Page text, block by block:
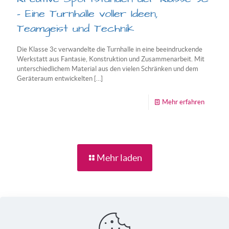
– Eine Turnhalle voller Ideen,
Teamgeist und Technik
Die Klasse 3c verwandelte die Turnhalle in eine beeindruckende
Werkstatt aus Fantasie, Konstruktion und Zusammenarbeit. Mit
unterschiedlichem Material aus den vielen Schränken und dem
Geräteraum entwickelten […]
Mehr erfahren-
Mehr laden